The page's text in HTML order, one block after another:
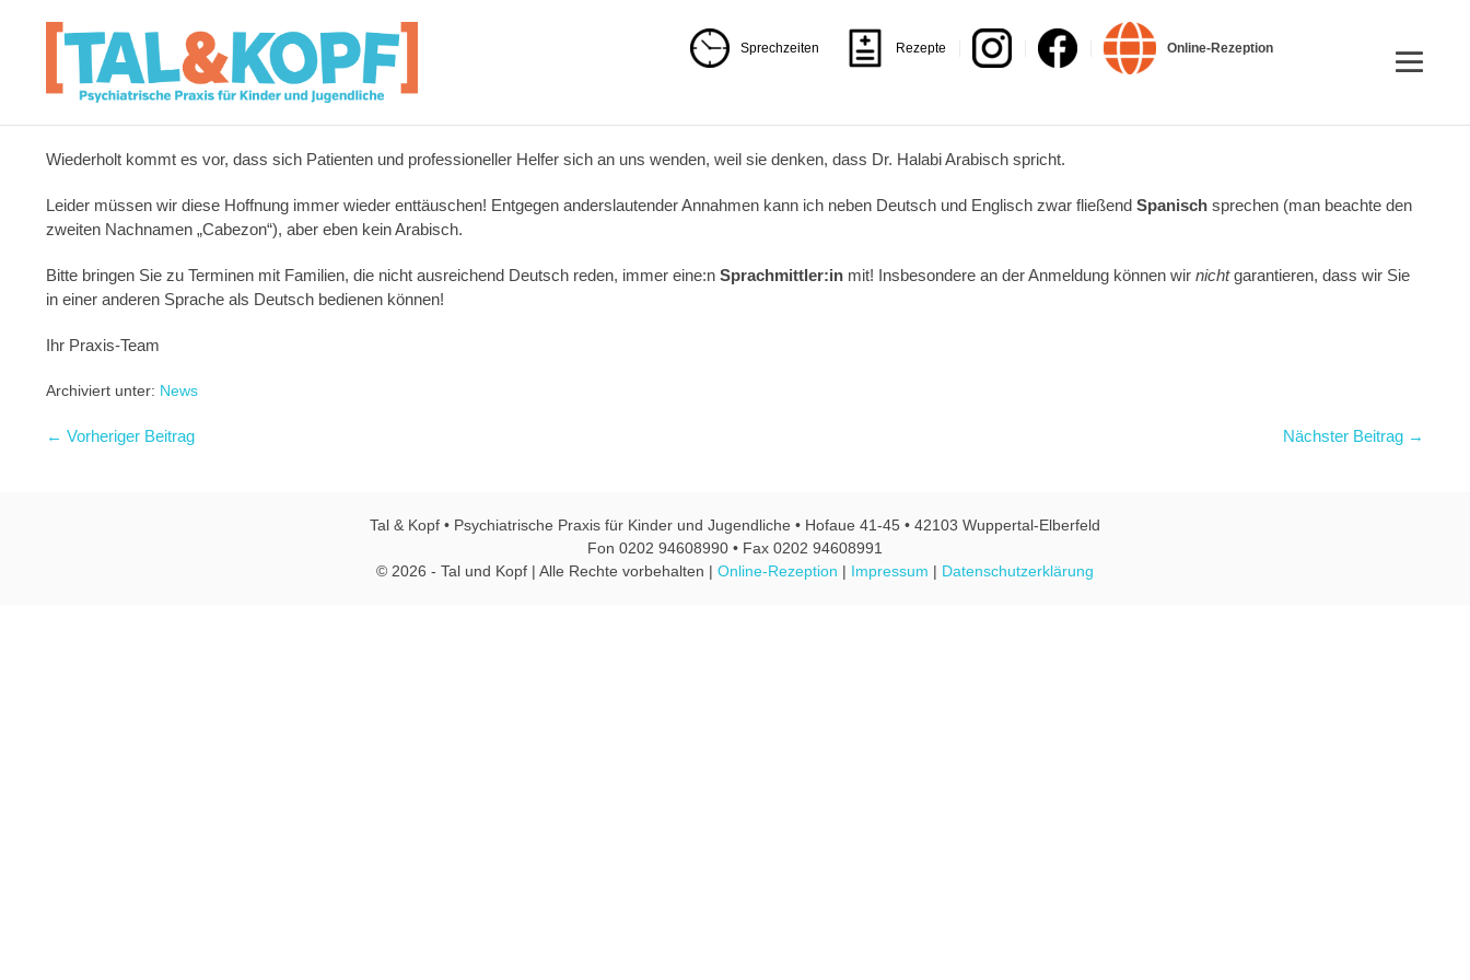
Sprechzeiten Rezepte Online-Rezeption
Wiederholt kommt es vor, dass sich Patienten und professioneller Helfer sich an uns wenden, weil sie denken, dass Dr. Halabi Arabisch spricht.
Leider müssen wir diese Hoffnung immer wieder enttäuschen! Entgegen anderslautender Annahmen kann ich neben Deutsch und Englisch zwar fließend Spanisch sprechen (man beachte den
zweiten Nachnamen „Cabezon“), aber eben kein Arabisch.
Bitte bringen Sie zu Terminen mit Familien, die nicht ausreichend Deutsch reden, immer eine:n Sprachmittler:in mit! Insbesondere an der Anmeldung können wir nichtgarantieren, dass wir Sie
in einer anderen Sprache als Deutsch bedienen können!
Ihr Praxis-Team
Archiviert unter: News
← Vorheriger Beitrag Nächster Beitrag →
Tal & Kopf • Psychiatrische Praxis für Kinder und Jugendliche • Hofaue 41-45 • 42103 Wuppertal-Elberfeld
Fon 0202 94608990 • Fax 0202 94608991
© 2026 - Tal und Kopf | Alle Rechte vorbehalten | Online-Rezeption | Impressum | Datenschutzerklärung